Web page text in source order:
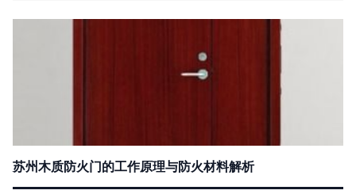
苏州木质防火门的工作原理与防火材料解析